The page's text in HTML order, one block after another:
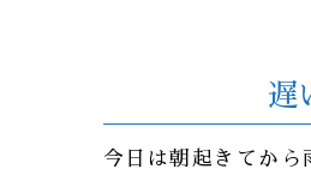
遅
今日は朝起きてか